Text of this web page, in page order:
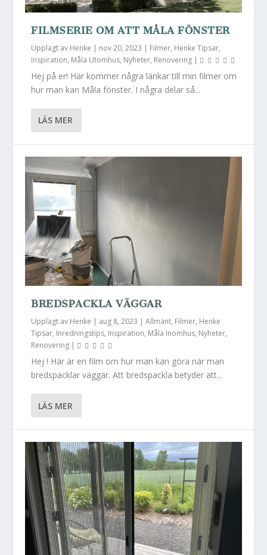
FILMSERIE OM ATT MÅLA FÖNSTER
Upplagt av Henke | nov 20, 2023 | Filmer, Henke Tipsar,
Inspiration, Måla Utomhus, Nyheter, Renovering |
Hej på er! Här kommer några länkar till min filmer om
hur man kan Måla fönster. I några delar så...
LÄS MER
BREDSPACKLA VÄGGAR
Upplagt av Henke | aug 8, 2023 |Allmänt, Filmer, Henke
Tipsar, Inredningstips, Inspiration, Måla Inomhus, Nyheter,
Renovering |
Hej ! Här är en film om hur man kan göra när man
bredspacklar väggar. Att bredspackla betyder att...
LÄS MER